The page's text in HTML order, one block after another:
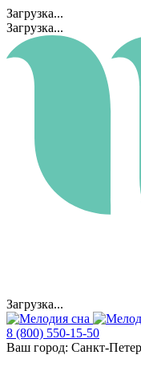
Загрузка...
Загрузка...
Загрузка...
8 (800) 550-15-50
Ваш город: Санкт-